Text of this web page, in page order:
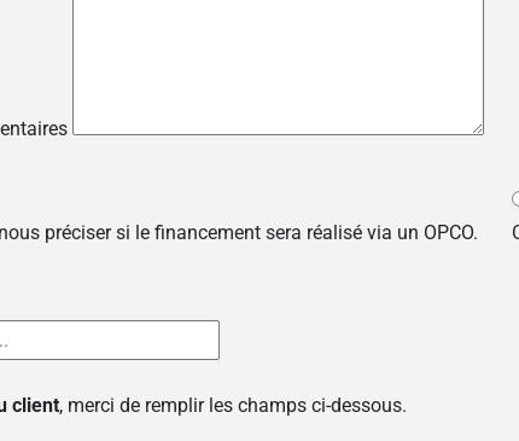
préciser si le financement sera réalisé via un OPCO.
client, merci de remplir les champs ci-dessous.